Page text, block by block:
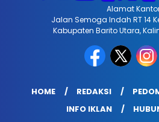
Alamat
Jalan Semoga Indah RT 14
Kabupaten Barito Utara,
HOME REDAKSI
INFO IKLAN